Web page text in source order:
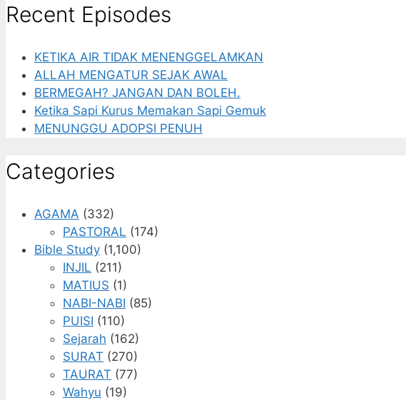
Recent Episodes
KETIKA AIR TIDAK MENENGGELAMKAN
ALLAH MENGATUR SEJAK AWAL
BERMEGAH? JANGAN DAN BOLEH.
Ketika Sapi Kurus Memakan Sapi Gemuk
MENUNGGU ADOPSI PENUH
Categories
AGAMA (332)
PASTORAL (174)
Bible Study (1,100)
INJIL (211)
MATIUS (1)
NABI-NABI (85)
PUISI (110)
Sejarah (162)
SURAT (270)
TAURAT (77)
Wahyu (19)